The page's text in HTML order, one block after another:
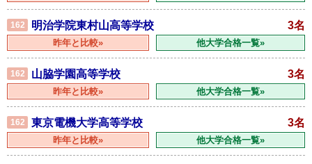
162 明治学院東村山高等学校 3名
昨年と比較» 他大学合格一覧»
162 山脇学園高等学校 3名
昨年と比較» 他大学合格一覧»
162 東京電機大学高等学校 3名
昨年と比較» 他大学合格一覧»